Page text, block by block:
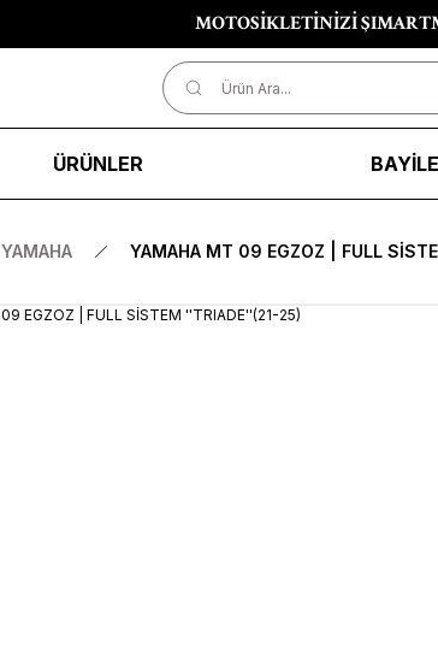
MOTOSİKLETİNİZİ
ÜRÜNLER
YAMAHA YAMAHA MT 09 EGZOZ | FULL